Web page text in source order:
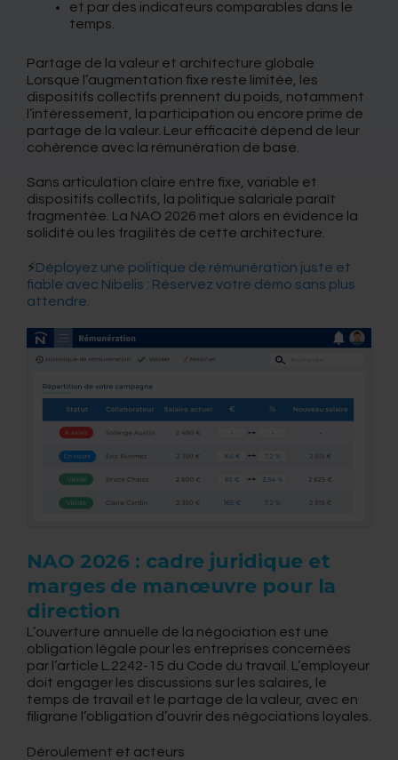
et par des indicateurs comparables dans le
temps.
Partage de la valeur et architecture globale
Lorsque l’augmentation fixe reste limitée, les
dispositifs collectifs prennent du poids, notamment
l’intéressement, la participation ou encore prime de
partage de la valeur. Leur efficacité dépend de leur
cohérence avec la rémunération de base.
Sans articulation claire entre fixe, variable et
dispositifs collectifs, la politique salariale paraît
fragmentée. La NAO 2026 met alors en évidence la
solidité ou les fragilités de cette architecture.
⚡Déployez une politique de rémunération juste et
fiable avec Nibelis : Réservez votre démo sans plus
attendre.
NAO 2026 : cadre juridique et
marges de manœuvre pour la
direction
L’ouverture annuelle de la négociation est une
obligation légale pour les entreprises concernées
par l’article L.2242-15 du Code du travail. L’employeur
doit engager les discussions sur les salaires, le
temps de travail et le partage de la valeur, avec en
filigrane l’obligation d’ouvrir des négociations loyales.
Déroulement et acteurs